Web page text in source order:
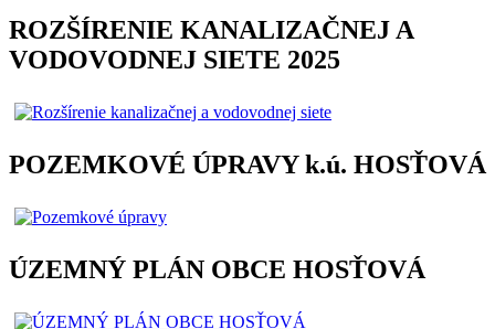
ROZŠÍRENIE KANALIZAČNEJ A
VODOVODNEJ SIETE 2025
POZEMKOVÉ ÚPRAVY k.ú. HOSŤOVÁ
ÚZEMNÝ PLÁN OBCE HOSŤOVÁ